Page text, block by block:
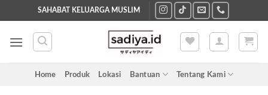
to
content
SAHABAT KELUARGA MUSLIM
Home Produk Lokasi Bantuan Tentang Kami